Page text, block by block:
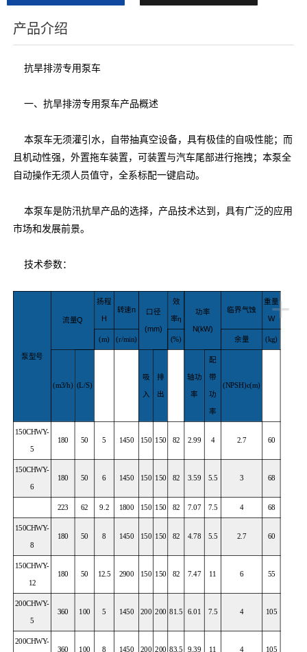
产品介绍
抗旱排涝专用泵车
一、抗旱排涝专用泵车产品概述
本泵车无须灌引水，自带抽真空设备，具有极佳的自吸性能；而
且机动性强，外置拖车装置，可装置与汽车尾部进行拖拽；本泵全
自动操作无须人员值守，全系标配一键启动。
本泵车是防汛抗旱产品的选择，产品技术达到，具有广泛的应用
市场和发展前景。
技术参数：
+
泵型号
流量Q
扬程
H
转速n 口径
(mm)
效
率η
功率
N(kW)
临界气蚀
重量
W
(m) (r/min) (%) 余量 (kg)
(m3/h) (L/S)
吸
入
排
出
轴功
率
配
带
功
率
(NPSH)c(m)
150CHWY-
5
180 50 5 1450 150 150 82 2.99 4 2.7 60
150CHWY-
6
180 50 6 1450 150 150 82 3.59 5.5 3 68
223 62 9.2 1800 150 150 82 7.07 7.5 4 68
150CHWY-
8
180 50 8 1450 150 150 82 4.78 5.5 2.7 60
150CHWY-
12
180 50 12.5 2900 150 150 82 7.47 11 6 55
200CHWY-
5
360 100 5 1450 200 200 81.5 6.01 7.5 4 105
200CHWY-
360 100 8 1450 200 200 83.5 9.39 11 4 105